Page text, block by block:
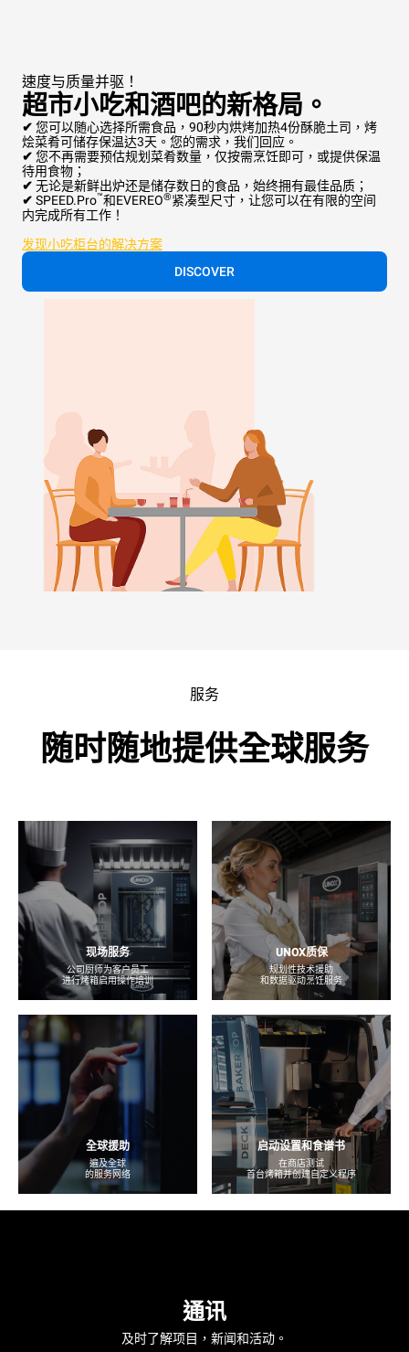
速度与质量并驱！
超市小吃和酒吧的新格局。
✔ 您可以随心选择所需食品，90秒内烘烤加热4份酥脆土司，烤
烩菜肴可储存保温达3天。您的需求，我们回应。
✔ 您不再需要预估规划菜肴数量，仅按需烹饪即可，或提供保温
待用食物；
✔ 无论是新鲜出炉还是储存数日的食品，始终拥有最佳品质；
✔ SPEED.Pro™和EVEREO®紧凑型尺寸，让您可以在有限的空间
内完成所有工作！
发现小吃柜台的解决方案
DISCOVER
服务
随时随地提供全球服务
现场服务
公司厨师为客户员工
进行烤箱启用操作培训
UNOX质保
规划性技术援助
和数据驱动烹饪服务
全球援助
遍及全球
的服务网络
启动设置和食谱书
在商店测试
首台烤箱并创建自定义程序
通讯
及时了解项目，新闻和活动。